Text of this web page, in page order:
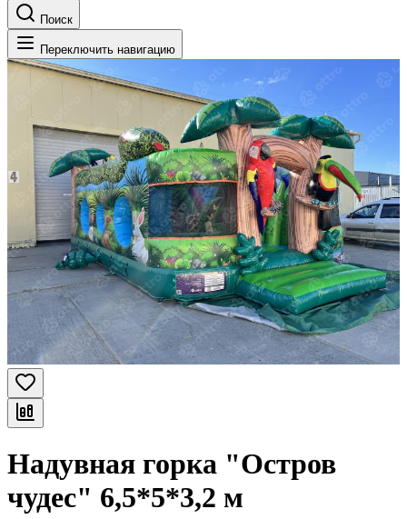
Поиск
Переключить навигацию
Надувная горка "Остров
чудес" 6,5*5*3,2 м